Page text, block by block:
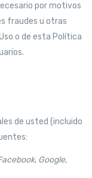
por motivos
fraudes u otras
o de esta Política
de usted (incluido
, Google,